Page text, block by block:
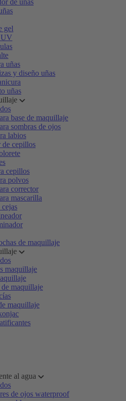
de uñas
gel
UV
uñas
y diseño uñas
uñas
base de maquillaje
sombras de ojos
labios
cepillos
cepillos
polvos
corrector
mascarilla
de maquillaje
maquillaje
de maquillaje
maquillaje
al agua
de ojos waterproof